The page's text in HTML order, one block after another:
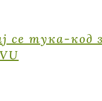
се тука-код